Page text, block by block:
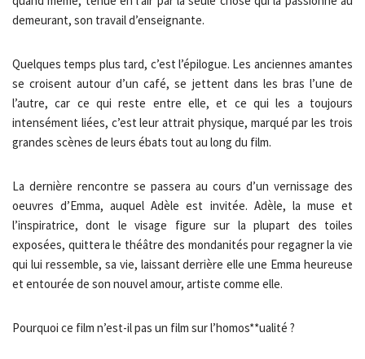
demeurant, son travail d’enseignante.
Quelques temps plus tard, c’est l’épilogue. Les anciennes amantes
se croisent autour d’un café, se jettent dans les bras l’une de
l’autre, car ce qui reste entre elle, et ce qui les a toujours
intensément liées, c’est leur attrait physique, marqué par les trois
grandes scènes de leurs ébats tout au long du film.
La dernière rencontre se passera au cours d’un vernissage des
oeuvres d’Emma, auquel Adèle est invitée. Adèle, la muse et
l’inspiratrice, dont le visage figure sur la plupart des toiles
exposées, quittera le théâtre des mondanités pour regagner la vie
qui lui ressemble, sa vie, laissant derrière elle une Emma heureuse
et entourée de son nouvel amour, artiste comme elle.
Pourquoi ce film n’est-il pas un film sur l’homos**ualité ?